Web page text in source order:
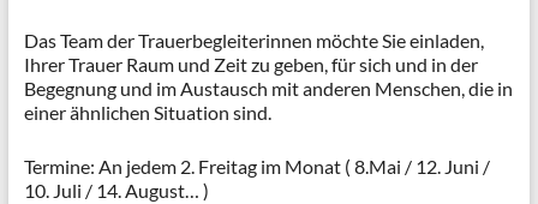
Das Team der Trauerbegleiterinnen möchte Sie einladen,
Ihrer Trauer Raum und Zeit zu geben, für sich und in der
Begegnung und im Austausch mit anderen Menschen, die in
einer ähnlichen Situation sind.
Termine: An jedem 2. Freitag im Monat ( 8.Mai / 12. Juni /
10. Juli / 14. August… )